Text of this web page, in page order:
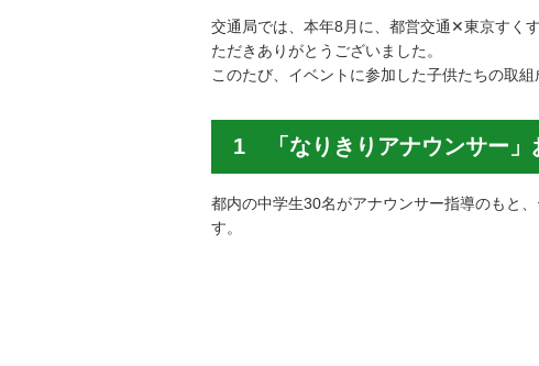
交通局では、本年8月に、都営交通✕東京すく
ただきありがとうございました。
このたび、イベントに参加した子供たちの取
1 「なりきりアナウンサー」
都内の中学生30名がアナウンサー指導のもと
す。